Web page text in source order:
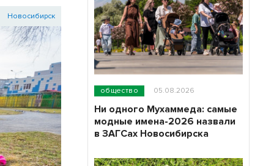
Новосибирск
общество 05.08.2026
Ни одного Мухаммеда: самые
модные имена-2026 назвали
в ЗАГСах Новосибирска